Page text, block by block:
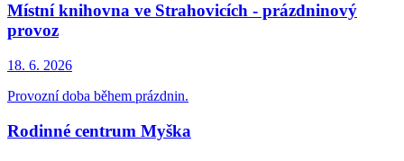
Místní knihovna ve Strahovicích - prázdninový
provoz
18. 6. 2026
Provozní doba během prázdnin.
Rodinné centrum Myška